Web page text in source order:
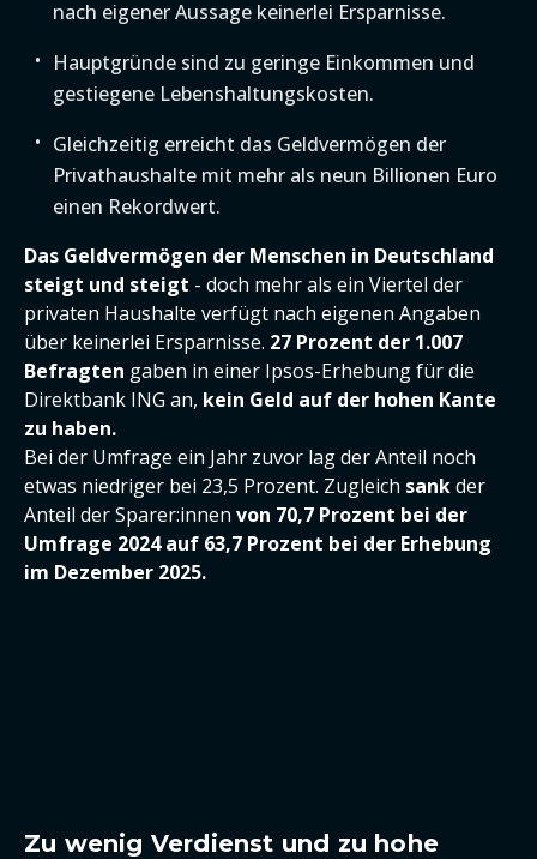
nach eigener Aussage keinerlei Ersparnisse.
Hauptgründe sind zu geringe Einkommen und
gestiegene Lebenshaltungskosten.
Gleichzeitig erreicht das Geldvermögen der
Privathaushalte mit mehr als neun Billionen Euro
einen Rekordwert.
Das Geldvermögen der Menschen in Deutschland
steigt und steigt - doch mehr als ein Viertel der
privaten Haushalte verfügt nach eigenen Angaben
über keinerlei Ersparnisse. 27 Prozent der 1.007
Befragten gaben in einer Ipsos-Erhebung für die
Direktbank ING an, kein Geld auf der hohen Kante
zu haben.
Bei der Umfrage ein Jahr zuvor lag der Anteil noch
etwas niedriger bei 23,5 Prozent. Zugleich sankder
Anteil der Sparer:innen von 70,7 Prozent bei der
Umfrage 2024 auf 63,7 Prozent bei der Erhebung
im Dezember 2025.
Zu wenig Verdienst und zu hohe